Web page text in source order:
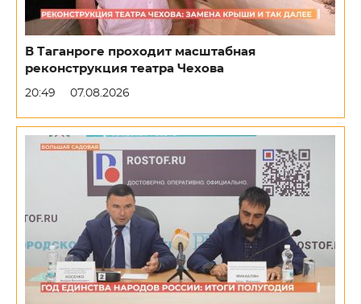
В Таганроге проходит масштабная
реконструкция театра Чехова
20:49 07.08.2026